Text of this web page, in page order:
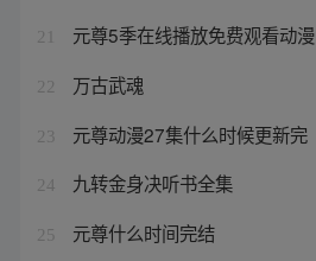
21 元尊5季在线播放免费观看动漫
22 万古武魂
23 元尊动漫27集什么时候更新完
24 九转金身决听书全集
25 元尊什么时间完结